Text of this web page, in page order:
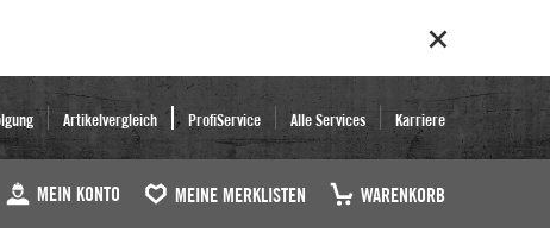
Artikelvergleich ProfiService Alle Services Karriere
MEIN KONTO MEINE MERKLISTEN WARENKORB